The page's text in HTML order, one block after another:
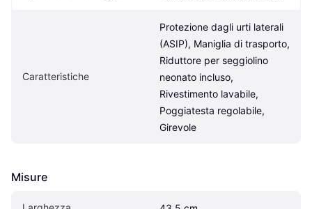
Caratteristiche
Protezione dagli urti laterali
(ASIP), Maniglia di trasporto,
Riduttore per seggiolino
neonato incluso,
Rivestimento lavabile,
Poggiatesta regolabile,
Girevole
Misure